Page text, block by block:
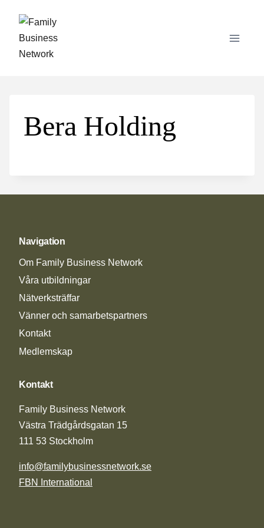
content
Bera Holding
Navigation
Om Family Business Network
Våra utbildningar
Nätverksträffar
Vänner och samarbetspartners
Kontakt
Medlemskap
Kontakt
Family Business Network
Västra Trädgårdsgatan 15
111 53 Stockholm
info@familybusinessnetwork.se
FBN International